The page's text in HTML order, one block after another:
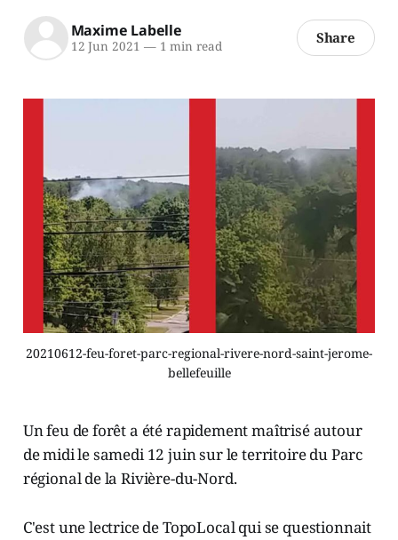
Maxime Labelle
12 Jun 2021 —1 min read Share
20210612-feu-foret-parc-regional-rivere-nord-saint-jerome-
bellefeuille
Un feu de forêt a été rapidement maîtrisé autour
de midi le samedi 12 juin sur le territoire du Parc
régional de la Rivière-du-Nord.
C'est une lectrice de TopoLocal qui se questionnait